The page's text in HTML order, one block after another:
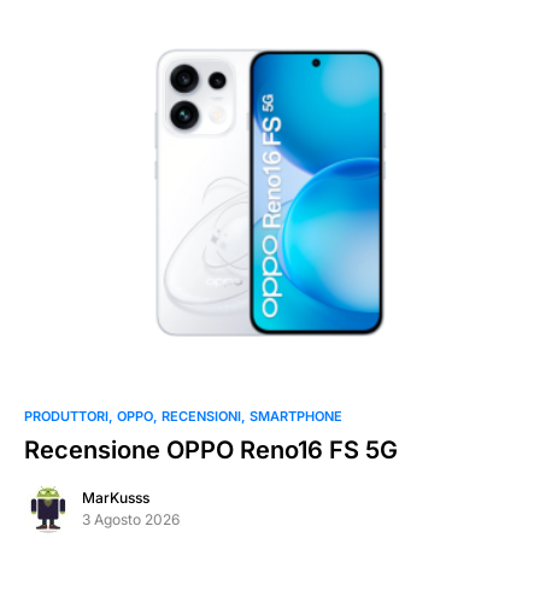
PRODUTTORI OPPO RECENSIONI SMARTPHONE
Recensione OPPO Reno16 FS 5G
MarKusss
3 Agosto 2026